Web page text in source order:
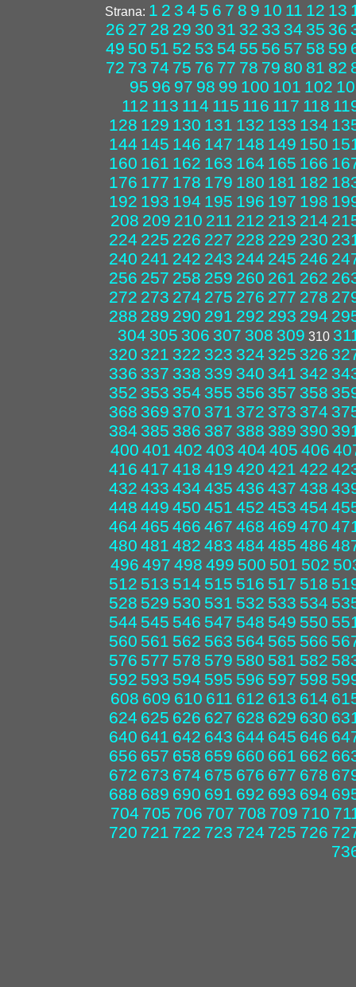
Strana: 1 2 3 4 5 6 7 8 9 10 11 12 13
26 27 28 29 30 31 32 33 34 35 36
49 50 51 52 53 54 55 56 57 58 59
72 73 74 75 76 77 78 79 80 81 82
95 96 97 98 99 100 101 102
112 113 114 115 116 117 118
128 129 130 131 132 133 134
144 145 146 147 148 149 150
160 161 162 163 164 165 166
176 177 178 179 180 181 182
192 193 194 195 196 197 198
208 209 210 211 212 213 214
224 225 226 227 228 229 230
240 241 242 243 244 245 246
256 257 258 259 260 261 262
272 273 274 275 276 277 278
288 289 290 291 292 293 294
304 305 306 307 308 309 310
320 321 322 323 324 325 326
336 337 338 339 340 341 342
352 353 354 355 356 357 358
368 369 370 371 372 373 374
384 385 386 387 388 389 390
400 401 402 403 404 405 406
416 417 418 419 420 421 422
432 433 434 435 436 437 438
448 449 450 451 452 453 454
464 465 466 467 468 469 470
480 481 482 483 484 485 486
496 497 498 499 500 501 502
512 513 514 515 516 517 518
528 529 530 531 532 533 534
544 545 546 547 548 549 550
560 561 562 563 564 565 566
576 577 578 579 580 581 582
592 593 594 595 596 597 598
608 609 610 611 612 613 614
624 625 626 627 628 629 630
640 641 642 643 644 645 646
656 657 658 659 660 661 662
672 673 674 675 676 677 678
688 689 690 691 692 693 694
704 705 706 707 708 709 710
720 721 722 723 724 725 726